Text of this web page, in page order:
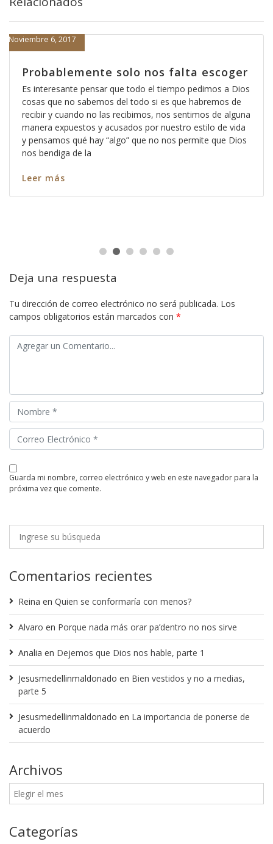
Probablemente solo nos falta escoger
Noviembre 6, 2017
Es interesante pensar que todo el tiempo pedimos a Dios
cosas que no sabemos del todo si es que habremos de
recibir y cuando no las recibimos, nos sentimos de alguna
manera expuestos y acusados por nuestro estilo de vida
y pensamos qué hay “algo” que no nos permite que Dios
nos bendiga de la
Leer más
Deja una respuesta
Tu dirección de correo electrónico no será publicada. Los
campos obligatorios están marcados con *
guarda mi nombre, correo electrónico y web en este navegador para la
próxima vez que comente.
Comentarios recientes
Reina en Quien se conformaría con menos?
Alvaro en Porque nada más orar pa’dentro no nos sirve
Analia en Dejemos que Dios nos hable, parte 1
Jesusmedellinmaldonado en Bien vestidos y no a medias,
parte 5
Jesusmedellinmaldonado en La importancia de ponerse de
acuerdo
Archivos
Categorías